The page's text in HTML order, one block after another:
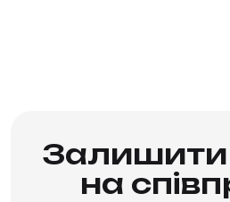
Залишити
на